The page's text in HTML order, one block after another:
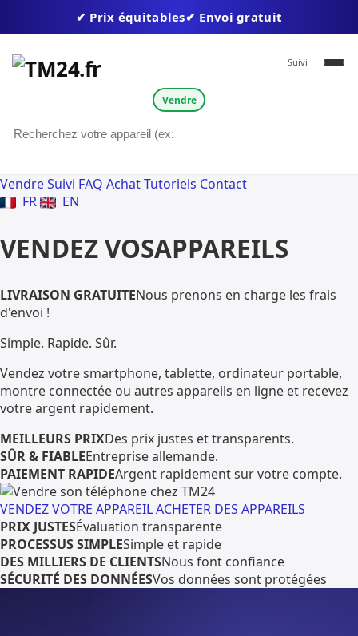
✔ Prix équitables✔ Envoi gratuit
✔ Plus de 50 000 appareils achetés
Vendre
Suivi
VendreSuivi FAQ AchatTutoriels Contact
FR
EN
VENDEZ VOSAPPAREILS
LIVRAISON GRATUITENous prenons en charge les frais
d'envoi !
Simple. Rapide. Sûr.
Vendez votre smartphone, tablette, ordinateur portable,
montre connectée ou autres appareils en ligne et recevez
votre argent rapidement.
MEILLEURS PRIXDes prix justes et transparents.
SÛR & FIABLEEntreprise allemande.
PAIEMENT RAPIDEArgent rapidement sur votre compte.
VENDEZ VOTRE APPAREILACHETER DES APPAREILS
PRIX JUSTESÉvaluation transparente
PROCESSUS SIMPLESimple et rapide
DES MILLIERS DE CLIENTSNous font confiance
SÉCURITÉ DES DONNÉESVos données sont protégées